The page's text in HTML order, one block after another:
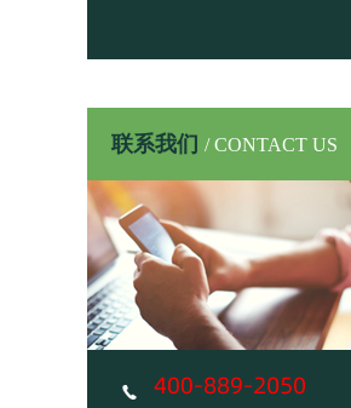
联系我们 / CONTACT US